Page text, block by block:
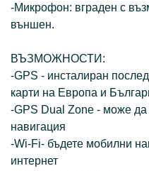
-Микрофон: вграден с
външен.
ВЪЗМОЖНОСТИ:
-GPS - инсталиран
карти на Европа и
-GPS Dual Zone - може
навигация
-Wi-Fi- бъдете мобилни
интернет